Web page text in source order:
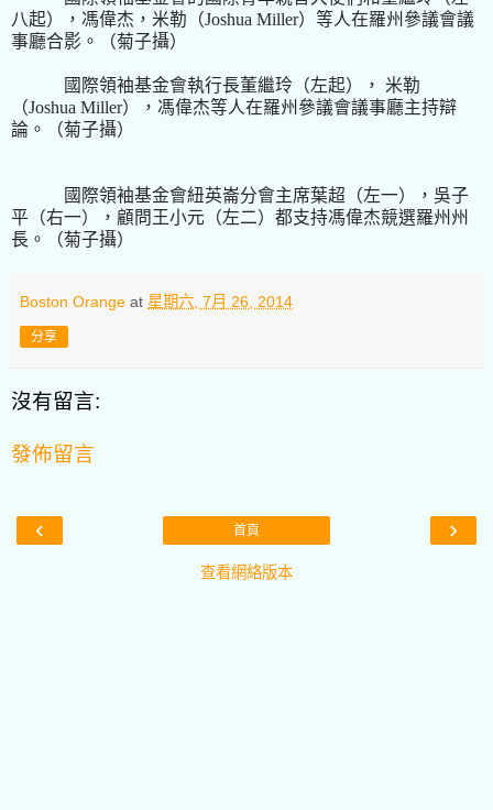
八起），馮偉杰，米勒（Joshua Miller）等人在羅州參議會議
事廳合影。（菊子攝）
國際領袖基金會執行長董繼玲（左起）， 米勒
（Joshua Miller）， 馮偉杰等人在羅州參議會議事廳主持辯
論。（菊子攝）
國際領袖基金會紐英崙分會主席葉超（左一），吳子
平（右一），顧問王小元（左二）都支持馮偉杰競選羅州州
長。（菊子攝）
Boston Orange at 星期六, 7月 26, 2014
分享
沒有留言:
發佈留言
‹ ›
首頁
查看網絡版本